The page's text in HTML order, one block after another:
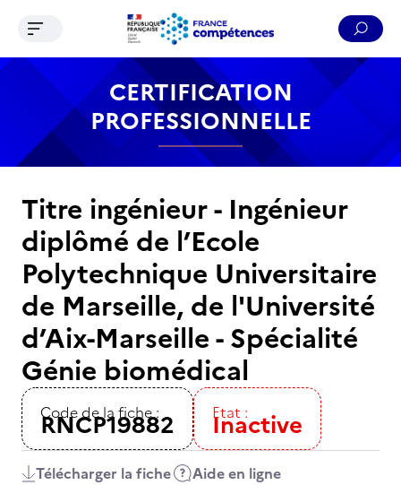
Contenu Recherche Menu Pied de page
Ouvrir le menu de navigation
CERTIFICATION
PROFESSIONNELLE
Titre ingénieur - Ingénieur
diplômé de l’Ecole
Polytechnique Universitaire
de Marseille, de l'Université
d’Aix-Marseille - Spécialité
Génie biomédical
Code de la fiche :
RNCP19882 Etat :
Inactive
Télécharger la fiche Aide en ligne